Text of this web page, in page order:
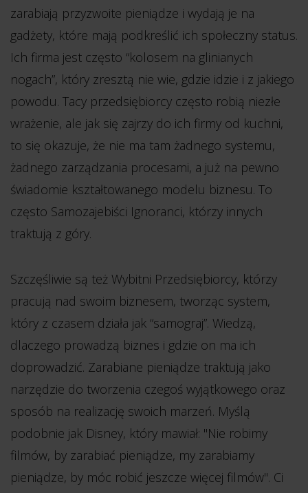
zarabiają przyzwoite pieniądze i wydają je na
gadżety, które mają podkreślić ich społeczny status.
Ich firma jest często “kolosem na glinianych
nogach”, który zresztą nie wie, gdzie idzie i z jakiego
powodu. Tacy przedsiębiorcy często robią niezłe
wrażenie, ale jak się zajrzy do ich firmy od kuchni,
to się okazuje, że nie ma tam żadnego systemu,
żadnego zarządzania procesami, a już na pewno
świadomie kształtowanego modelu biznesu. To
często Samozajebiści Ignoranci, którzy innych
traktują z góry.
Szczęśliwie są też Wybitni Przedsiębiorcy, którzy
pracują nad swoim biznesem, tworząc system,
który z czasem działa jak “samograj”. Wiedzą,
dlaczego prowadzą biznes i gdzie on ma ich
doprowadzić. Zarabiane pieniądze traktują jako
narzędzie do tworzenia czegoś wyjątkowego oraz
sposób na realizację swoich marzeń. Myślą
podobnie jak Disney, który mawiał: "Nie robimy
filmów, by zarabiać pieniądze, my zarabiamy
pieniądze, by móc robić jeszcze więcej filmów". Ci